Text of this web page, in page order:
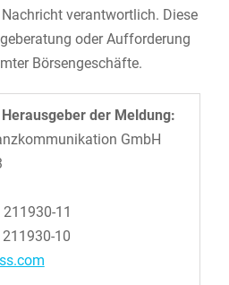
verantwortlich. Diese
oder Aufforderung
Börsengeschäfte.
der Meldung:
GmbH
11
10